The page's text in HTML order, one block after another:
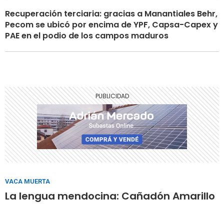
Recuperación terciaria: gracias a Manantiales Behr,
Pecom se ubicó por encima de YPF, Capsa-Capex y
PAE en el podio de los campos maduros
VACA MUERTA
La lengua mendocina: Cañadón Amarillo